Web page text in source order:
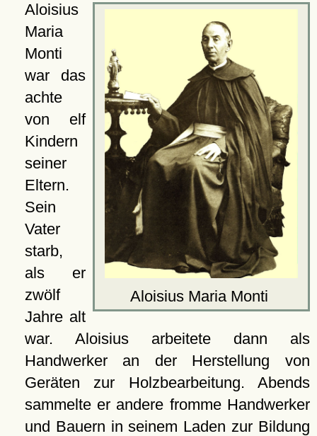
Aloisius Maria Monti
Aloisius
Maria
Monti
war das
achte
von elf
Kindern
seiner
Eltern.
Sein
Vater
starb,
als er
zwölf
Jahre alt
war. Aloisius arbeitete dann als
Handwerker an der Herstellung von
Geräten zur Holzbearbeitung. Abends
sammelte er andere fromme Handwerker
und Bauern in seinem Laden zur Bildung